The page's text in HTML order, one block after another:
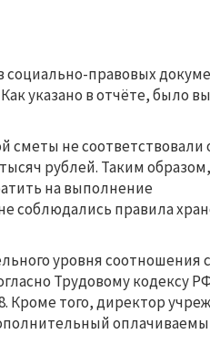
правовых
указано в отчёте, было
сметы не соответствовали
рублей. Таким
на выполнение
соблюдались правила
уровня соотношения
Трудовому кодексу
Кроме того, директор